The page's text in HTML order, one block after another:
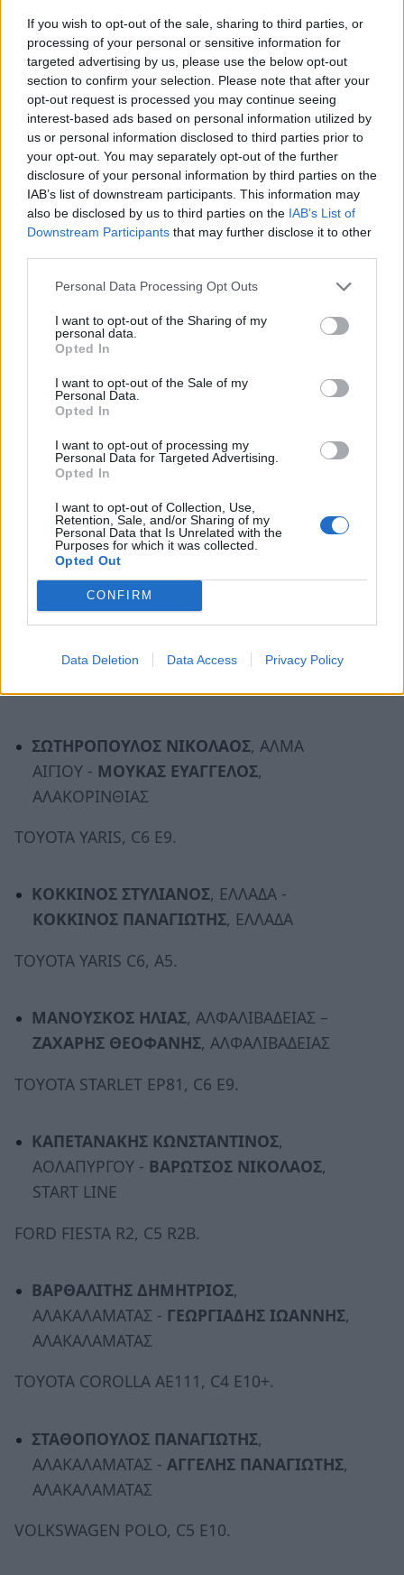
If you wish to opt-out of the sale, sharing to third parties, or
processing of your personal or sensitive information for
targeted advertising by us, please use the below opt-out
section to confirm your selection. Please note that after your
opt-out request is processed you may continue seeing
interest-based ads based on personal information utilized by
us or personal information disclosed to third parties prior to
your opt-out. You may separately opt-out of the further
disclosure of your personal information by third parties on the
IAB’s list of downstream participants. This information may
also be disclosed by us to third parties on the IAB’s List of
Downstream Participants that may further disclose it to other
Personal Data Processing Opt Outs
I want to opt-out of the Sharing of my
personal data.
Opted In
I want to opt-out of the Sale of my
Personal Data.
Opted In
I want to opt-out of processing my
Personal Data for Targeted Advertising.
Opted In
I want to opt-out of Collection, Use,
Retention, Sale, and/or Sharing of my
Personal Data that Is Unrelated with the
Purposes for which it was collected.
Opted Out
CONFIRM
Data Deletion Data Access Privacy Policy
ΑΛΑΚΑΛΑΜΑΤΑΣ
TOYOTA COROLLA AE86, C4 E10+.
ΚΙΜΩΝΙΔΗΣ ΕΚΤΩΡ, OFF ROAD TEAM -
ΖΕΡΒΑΣ ΣΥΜΕΩΝ, OFF ROAD TEAM FORD
FIESTA RALLY4, C5 Rally4C.
ΜΠΑΣΔΕΛΗΣ ΑΝΔΡΕΑΣ , ΑΛΜΑ ΑΙΓΙΟΥ -
ΖΩΤΙΑΔΗΣ ΚΩΝΣΤΑΝΤΙΝΟΣ, ΑΣΜΑ
ΔΗΜΑΚΟΠΟΥΛΟΣ ΚΩΝΣΤΑΝΤΙΝΟΣ
ΑΟΛΑΠΥΡΓΟΥ -ΚΑΚΑΛΗΣ ΠΑΝΑΓΙΩΤΗΣ,
ΑΣΗΡΑΚΛΕΙΟΥ
TOYOTA STARLET KP61, C4 E10+.
ΜΙΧΑΛΟΠΟΥΛΟΣ ΠΑΝΑΓΙΩΤΗΣ
ΑΟΛΑΠΥΡΓΟΥ -
ΠΑΝΤΕΛΕΗΜΩΝ , ΑΟΛΑΠΥΡΓΟΥ
TOYOTA YARIS, C6 A5.
ΠΑΤΕΑΣ ΑΘΑΝΑΣΙΟΣ
ΠΑΝΑΓΟΠΟΥΛΟΣ ΒΑΣΙΛΕΙΟΣ,
TOYOTA STARLET EP91, C6 A5.
ΣΩΤΗΡΟΠΟΥΛΟΣ ΝΙΚΟΛΑΟΣ, ΑΛΜΑ
ΑΙΓΙΟΥ - ΜΟΥΚΑΣ ΕΥΑΓΓΕΛΟΣ,
ΑΛΑΚΟΡΙΝΘΙΑΣ
TOYOTA YARIS, C6 E9.
ΚΟΚΚΙΝΟΣ ΣΤΥΛΙΑΝΟΣ, ΕΛΛΑΔΑ -
ΚΟΚΚΙΝΟΣ ΠΑΝΑΓΙΩΤΗΣ, ΕΛΛΑΔΑ
TOYOTA YARIS C6, A5.
ΜΑΝΟΥΣΚΟΣ ΗΛΙΑΣ, ΑΛΦΑΛΙΒΑΔΕΙΑΣ –
ΖΑΧΑΡΗΣ ΘΕΟΦΑΝΗΣ, ΑΛΦΑΛΙΒΑΔΕΙΑΣ
TOYOTA STARLET EP81, C6 E9.
ΚΑΠΕΤΑΝΑΚΗΣ ΚΩΝΣΤΑΝΤΙΝΟΣ,
ΑΟΛΑΠΥΡΓΟΥ - ΒΑΡΩΤΣΟΣ ΝΙΚΟΛΑΟΣ,
START LINE
FORD FIESTA R2, C5 R2B.
ΒΑΡΘΑΛΙΤΗΣ ΔΗΜΗΤΡΙΟΣ,
ΑΛΑΚΑΛΑΜΑΤΑΣ - ΓΕΩΡΓΙΑΔΗΣ ΙΩΑΝΝΗΣ,
ΑΛΑΚΑΛΑΜΑΤΑΣ
TOYOTA COROLLA AE111, C4 E10+.
ΣΤΑΘΟΠΟΥΛΟΣ ΠΑΝΑΓΙΩΤΗΣ,
ΑΛΑΚΑΛΑΜΑΤΑΣ - ΑΓΓΕΛΗΣ ΠΑΝΑΓΙΩΤΗΣ,
ΑΛΑΚΑΛΑΜΑΤΑΣ
VOLKSWAGEN POLO, C5 E10.